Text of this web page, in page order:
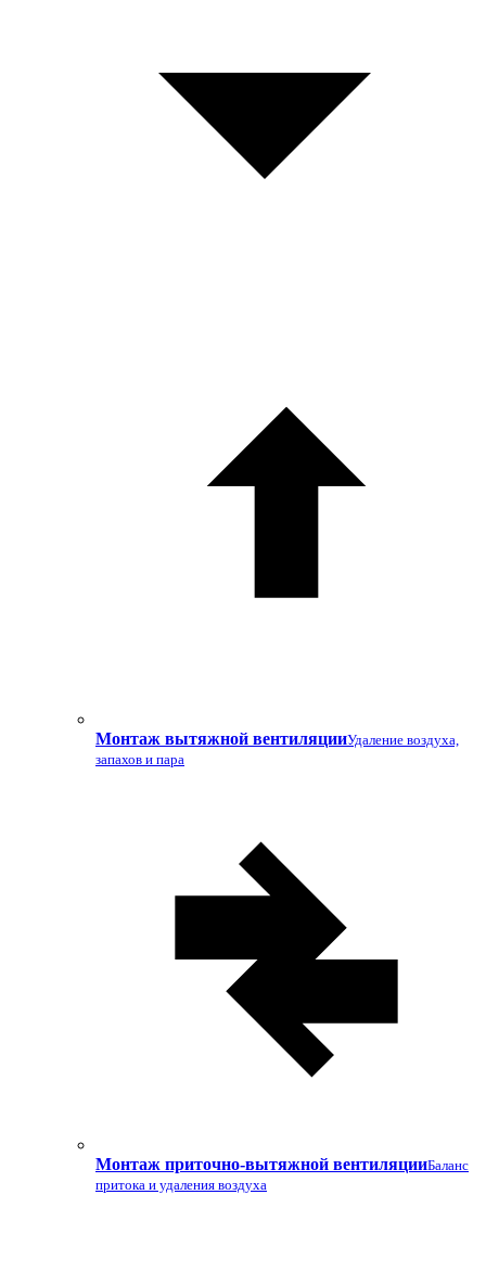
Монтаж вытяжной вентиляцииУдаление воздуха,
запахов и пара
Монтаж приточно-вытяжной вентиляцииБаланс
притока и удаления воздуха